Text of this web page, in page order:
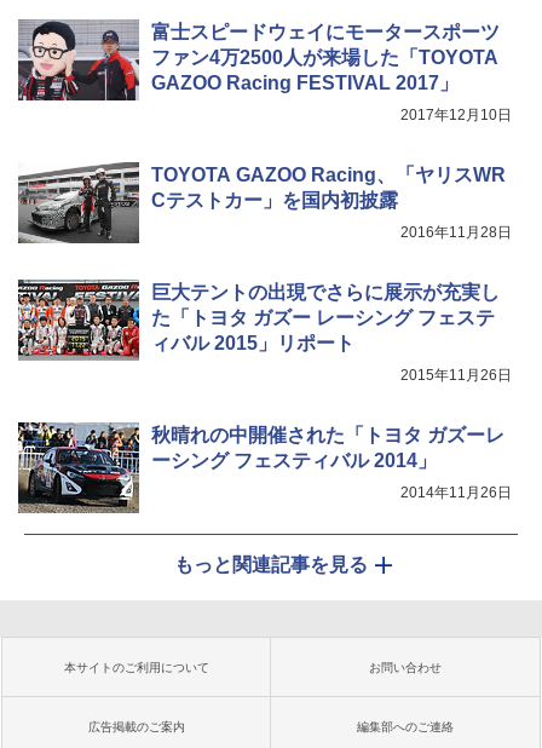
富士スピードウェイにモータースポーツ
ファン4万2500人が来場した「TOYOTA
GAZOO Racing FESTIVAL 2017」
2017年12月10日
TOYOTA GAZOO Racing、「ヤリスWR
Cテストカー」を国内初披露
2016年11月28日
巨大テントの出現でさらに展示が充実し
た「トヨタ ガズー レーシング フェステ
ィバル 2015」リポート
2015年11月26日
秋晴れの中開催された「トヨタ ガズーレ
ーシング フェスティバル 2014」
2014年11月26日
もっと関連記事を見る
本サイトのご利用について お問い合わせ
広告掲載のご案内 編集部へのご連絡